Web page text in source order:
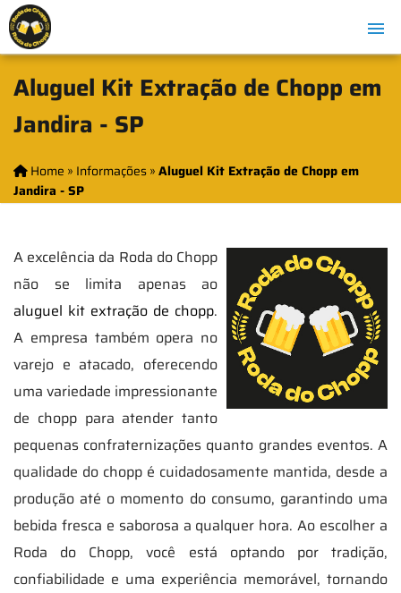
Aluguel Kit Extração de Chopp em
Jandira - SP
Home » Informações»Aluguel Kit Extração de Chopp em
Jandira - SP
A excelência da Roda do Chopp
não se limita apenas ao
aluguel kit extração de chopp.
A empresa também opera no
varejo e atacado, oferecendo
uma variedade impressionante
de chopp para atender tanto
pequenas confraternizações quanto grandes eventos. A
qualidade do chopp é cuidadosamente mantida, desde a
produção até o momento do consumo, garantindo uma
bebida fresca e saborosa a qualquer hora. Ao escolher a
Roda do Chopp, você está optando por tradição,
confiabilidade e uma experiência memorável, tornando